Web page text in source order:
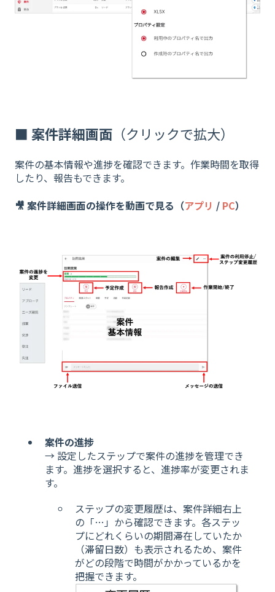
■ 案件詳細画面 （クリックで拡大）
案件の基本情報や進捗を確認できます。作業時間を取得
したり、報告もできます。
🎥 案件詳細画面の操作を動画で見る（アプリ / PC）
案件の進捗
→ 設定したステップで案件の進捗を管理でき
ます。進捗を選択すると、進捗率が変更されま
す。
ステップの変更履歴は、案件詳細右上
の「…」から確認できます。各ステッ
プにどれくらいの期間滞在していたか
（滞留日数）も表示されるため、案件
がどの段階で時間がかかっているかを
把握できます。